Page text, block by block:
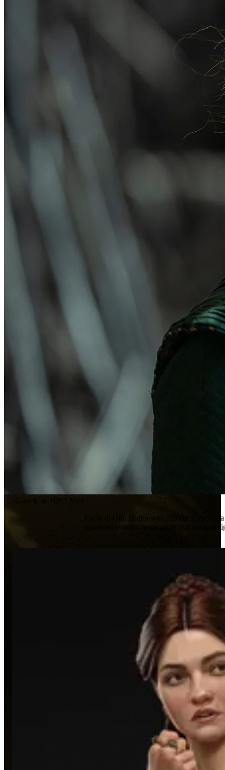
Guarda su HBO Max
Figlia di Otto Hightower, Alicent si eleva
fedele ed estremamente protettiva dei